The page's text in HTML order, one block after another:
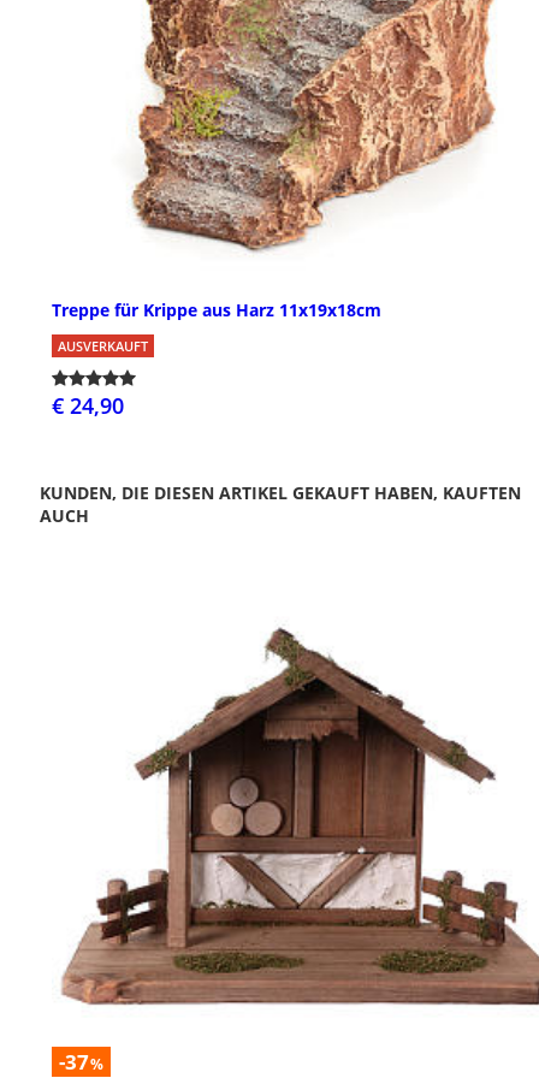
Treppe für Krippe aus Harz 11x19x18cm
AUSVERKAUFT
€ 24,90
KUNDEN, DIE DIESEN ARTIKEL GEKAUFT HABEN, KAUFTEN
AUCH
-37%